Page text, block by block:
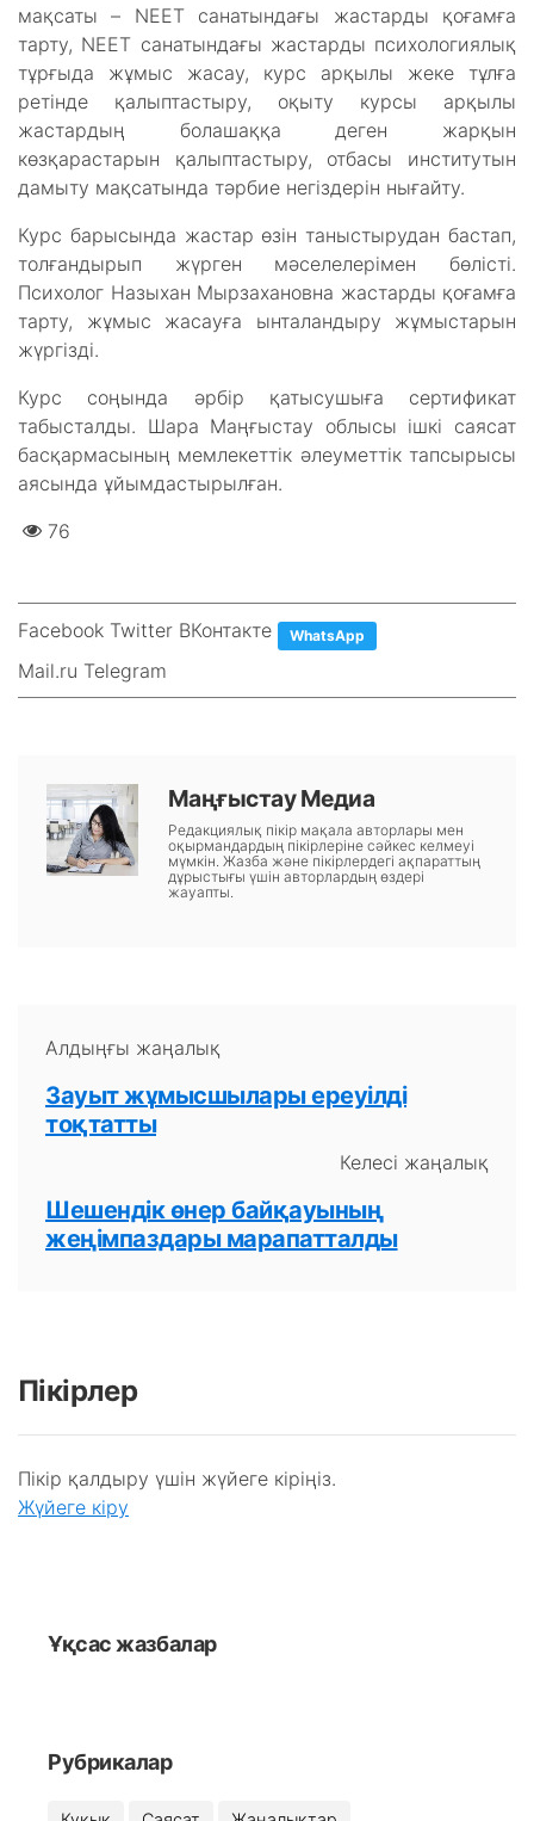
мақсаты – NEET санатындағы жастарды қоғамға
тарту, NEET санатындағы жастарды психологиялық
тұрғыда жұмыс жасау, курс арқылы жеке тұлға
ретінде қалыптастыру, оқыту курсы арқылы
жастардың болашаққа деген жарқын
көзқарастарын қалыптастыру, отбасы институтын
дамыту мақсатында тәрбие негіздерін нығайту.
Курс барысында жастар өзін таныстырудан бастап,
толғандырып жүрген мәселелерімен бөлісті.
Психолог Назыхан Мырзахановна жастарды қоғамға
тарту, жұмыс жасауға ынталандыру жұмыстарын
жүргізді.
Курс соңында әрбір қатысушыға сертификат
табысталды. Шара Маңғыстау облысы ішкі саясат
басқармасының мемлекеттік әлеуметтік тапсырысы
аясында ұйымдастырылған.
76
Facebook Twitter ВКонтакте WhatsApp
Mail.ru Telegram
Маңғыстау Медиа
Редакциялық пікір мақала авторлары мен
оқырмандардың пікірлеріне сәйкес келмеуі
мүмкін. Жазба және пікірлердегі ақпараттың
дұрыстығы үшін авторлардың өздері
жауапты.
Алдыңғы жаңалық
Зауыт жұмысшылары ереуілді
тоқтатты
Келесі жаңалық
Шешендік өнер байқауының
жеңімпаздары марапатталды
Пікірлер
Пікір қалдыру үшін жүйеге кіріңіз.
Жүйеге кіру
Ұқсас жазбалар
Рубрикалар